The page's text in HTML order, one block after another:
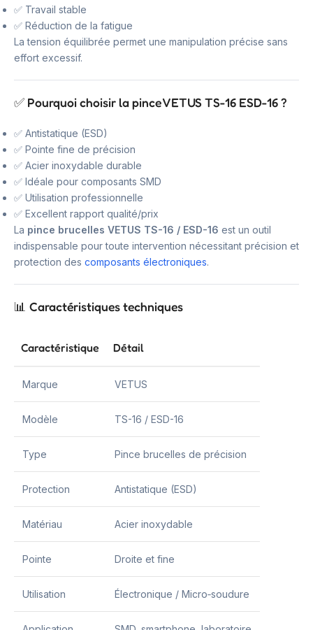
✅ Travail stable
✅ Réduction de la fatigue
La tension équilibrée permet une manipulation précise sans
effort excessif.
✅ Pourquoi choisir la pince VETUS TS-16 ESD-16 ?
✅ Antistatique (ESD)
✅ Pointe fine de précision
✅ Acier inoxydable durable
✅ Idéale pour composants SMD
✅ Utilisation professionnelle
✅ Excellent rapport qualité/prix
La pince brucelles VETUS TS-16 / ESD-16 est un outil
indispensable pour toute intervention nécessitant précision et
protection des composants électroniques.
📊 Caractéristiques techniques
Caractéristique Détail
Marque VETUS
Modèle TS-16 / ESD-16
Type Pince brucelles de précision
Protection Antistatique (ESD)
Matériau Acier inoxydable
Pointe Droite et fine
Utilisation Électronique / Micro‑soudure